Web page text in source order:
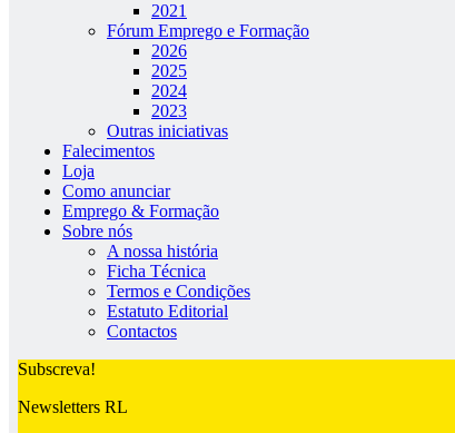
2021
Fórum Emprego e Formação
2026
2025
2024
2023
Outras iniciativas
Falecimentos
Loja
Como anunciar
Emprego & Formação
Sobre nós
A nossa história
Ficha Técnica
Termos e Condições
Estatuto Editorial
Contactos
Subscreva!
Newsletters RL